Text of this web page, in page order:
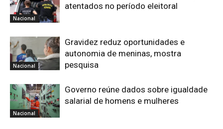
Nacional
atentados no período eleitoral
Nacional
Gravidez reduz oportunidades e
autonomia de meninas, mostra
pesquisa
Nacional
Governo reúne dados sobre igualdade
salarial de homens e mulheres